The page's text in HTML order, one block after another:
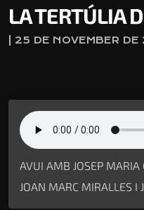
LA TERTÚLIA
| 25 DE NOVEMBER
AVUI AMB JOSEP MARIA
JOAN MARC MIRALLES I